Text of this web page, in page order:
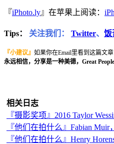
『iPhoto.ly』在苹果上阅读：
Tips： 关注我们： Twitter、 饭
『小建议』 如果你在Email里看到这篇文
永远相信，分享是一种美德，Great
相关日志
『摄影奖项』2016 Taylor
『他们在拍什么』Fabian
『他们在拍什么』Henry